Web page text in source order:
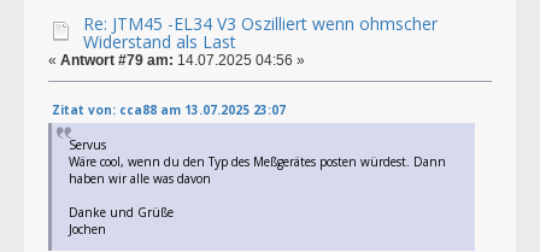
Re: JTM45 -EL34 V3 Oszilliert wenn ohmscher
Widerstand als Last
« Antwort #79 am: 14.07.2025 04:56 »
Zitat von: cca88 am 13.07.2025 23:07
Servus
Wäre cool, wenn du den Typ des Meßgerätes posten würdest. Dann
haben wir alle was davon
Danke und Grüße
Jochen